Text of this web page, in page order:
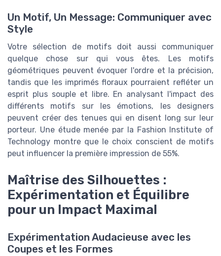
Un Motif, Un Message: Communiquer avec
Style
Votre sélection de motifs doit aussi communiquer
quelque chose sur qui vous êtes. Les motifs
géométriques peuvent évoquer l'ordre et la précision,
tandis que les imprimés floraux pourraient refléter un
esprit plus souple et libre. En analysant l'impact des
différents motifs sur les émotions, les designers
peuvent créer des tenues qui en disent long sur leur
porteur. Une étude menée par la Fashion Institute of
Technology montre que le choix conscient de motifs
peut influencer la première impression de 55%.
Maîtrise des Silhouettes :
Expérimentation et Équilibre
pour un Impact Maximal
Expérimentation Audacieuse avec les
Coupes et les Formes